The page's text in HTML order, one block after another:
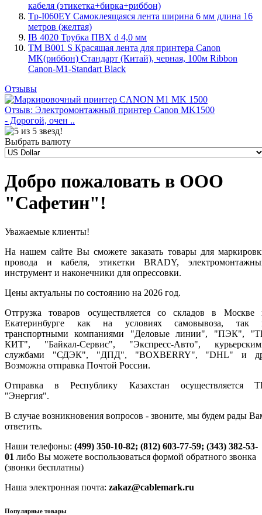
кабеля (этикетка+бирка+риббон)
Tp-I060EY Самоклеящаяся лента ширина 6 мм длина 16
метров (желтая)
IB 4020 Трубка ПВХ d 4,0 мм
TM B001 S Красящая лента для принтера Canon
MK(риббон) Стандарт (Китай), черная, 100м Ribbon
Canon-M1-Standart Black
Отзывы
Отзыв: Электромонтажный принтер Canon MK1500
- Дорогой, очен ..
Выбрать валюту
Добро пожаловать в ООО
"Сафетин"!
Уважаемые клиенты!
На нашем сайте Вы сможете заказать товары для
провода и кабеля, этикетки BRADY,
инструмент и наконечники для опрессовки.
Цены актуальны по состоянию на 2026 год.
Отгрузка товаров осуществляется со складов в Москве
Екатеринбурге как на условиях самовывоза, так
транспортными компаниями "Деловые линии", "ПЭК",
КИТ", "Байкал-Сервис", "Экспресс-Авто",
службами "СДЭК", "ДПД", "BOXBERRY", "DHL" и
Возможна отправка Почтой России.
Отправка в Республику Казахстан осуществляется
"Энергия".
В случае возникновения вопросов - звоните, мы будем рады
ответить.
Наши телефоны: (499) 350-10-82; (812) 603-77-59; (343) 382-53-
01 либо Вы можете воспользоваться формой обратного звонка
(звонки бесплатны)
Наша электронная почта: zakaz@cablemark.ru
Популярные товары